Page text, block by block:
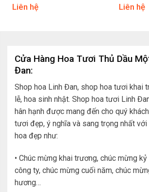
Liên hệ Liên hệ
Cửa Hàng Hoa Tươi Thủ Dầu
Đan:
Shop hoa Linh Đan, shop hoa tươi khai
lễ, hoa sinh nhật. Shop hoa tươi Linh
hân hạnh được mang đến cho quý
tươi đẹp, ý nghĩa và sang trọng nhất
hoa đẹp như:
• Chúc mừng khai trương, chúc mừng
công ty, chúc mừng cuối năm, chúc
hương…